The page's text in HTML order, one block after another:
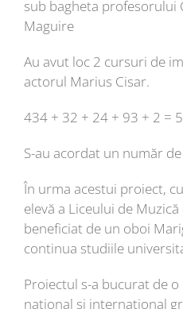
sub bagheta profesorului
Maguire
Au avut loc 2 cursuri de
actorul Marius Cisar.
434 + 32 + 24 + 93 + 2 =
S-au acordat un număr
În urma acestui proiect,
elevă a Liceului de
beneficiat de un oboi
continua studiile
Proiectul s-a bucurat de o
național și internațional